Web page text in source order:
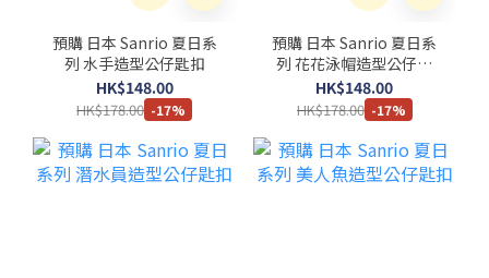
預購 日本 Sanrio 夏日系
列 水手造型公仔匙扣
HK$148.00
HK$178.00 -17%
預購 日本 Sanrio 夏日系
列 花花泳帽造型公仔匙
扣
HK$148.00
HK$178.00 -17%